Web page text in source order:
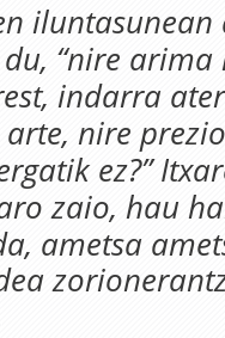
“nire
indarra
nire
ez?”
zaio, hau
ametsa am